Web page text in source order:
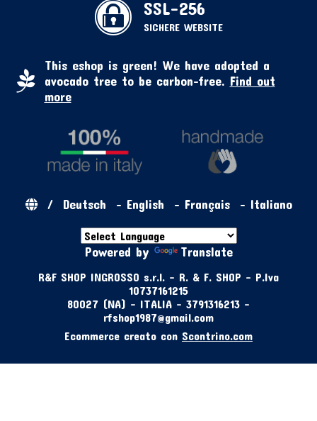
SSL-256
SICHERE WEBSITE
This eshop is green! We have adopted a
avocado tree to be carbon-free. Find out
more
/ Deutsch - English - Français- Italiano
Powered by Translate
R&F SHOP INGROSSO s.r.l. - R. & F. SHOP - P.Iva
10737161215
80027 (NA) - ITALIA - 3791316213 -
rfshop1987@gmail.com
Ecommerce creato con Scontrino.com